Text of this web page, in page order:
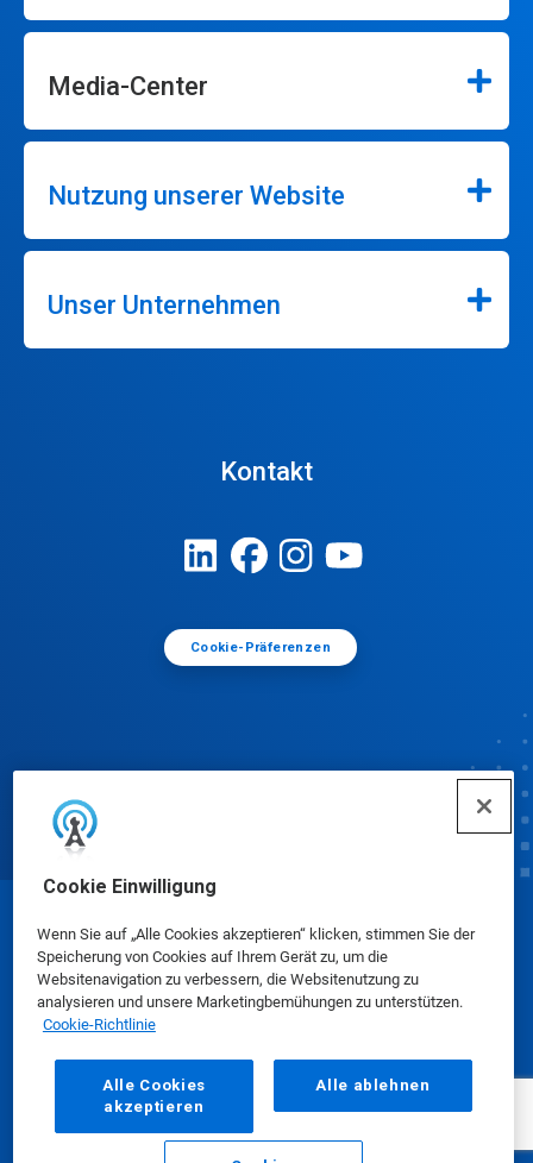
Cookie Einwilligung
Wenn Sie auf „Alle Cookies akzeptieren“ klicken, stimmen Sie der
Speicherung von Cookies auf Ihrem Gerät zu, um die
Websitenavigation zu verbessern, die Websitenutzung zu
analysieren und unsere Marketingbemühungen zu unterstützen.
Cookie-Richtlinie
Alle Cookies
akzeptieren
Alle ablehnen
Media-Center
Nutzung unserer Website
Unser Unternehmen
Kontakt
Cookie-Präferenzen
© Ecolab Inc. 2025
Sicherheitsdatenblätter|Datenschutzrichtlinie